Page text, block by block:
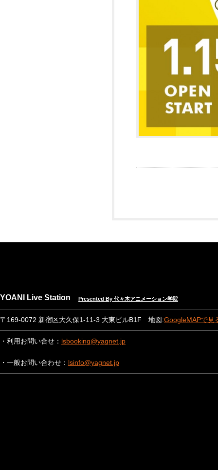
YOANI Live Station Presented By 代々木アニメーション学院
〒169-0072 新宿区大久保1-11-3 大東ビルB1F 地図:GoogleMAPで見
・利用お問い合せ： lsbooking@yagnet.jp
・一般お問い合わせ： lsinfo@yagnet.jp